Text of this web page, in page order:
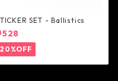
SET - Ballistics
20%OFF